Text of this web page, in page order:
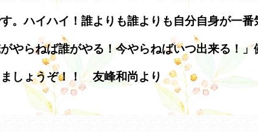
。ハイハイ！誰よりも誰よりも自分自身が一番
やらねば誰がやる！今やらねばいつ出来る！」
しょうぞ！！ 友峰和尚より